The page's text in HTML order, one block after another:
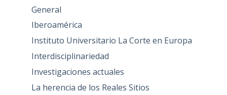
General
Iberoamérica
Instituto Universitario La Corte en Europa
Interdisciplinariedad
Investigaciones actuales
La herencia de los Reales Sitios